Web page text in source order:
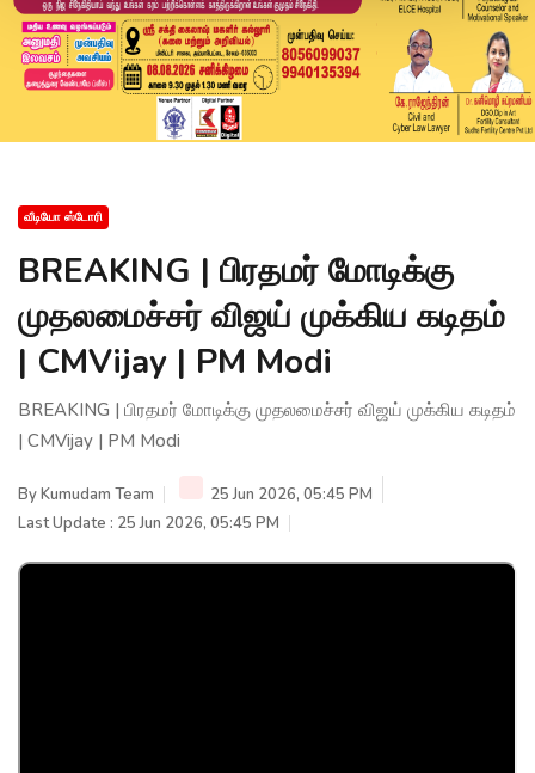
வீடியோ ஸ்டோரி
BREAKING | பிரதமர் மோடிக்கு
முதலமைச்சர் விஜய் முக்கிய கடிதம்
| CMVijay | PM Modi
BREAKING | பிரதமர் மோடிக்கு முதலமைச்சர் விஜய் முக்கிய கடிதம்
| CMVijay | PM Modi
ByKumudam Team
25 Jun 2026, 05:45 PM
Last Update : 25 Jun 2026, 05:45 PM